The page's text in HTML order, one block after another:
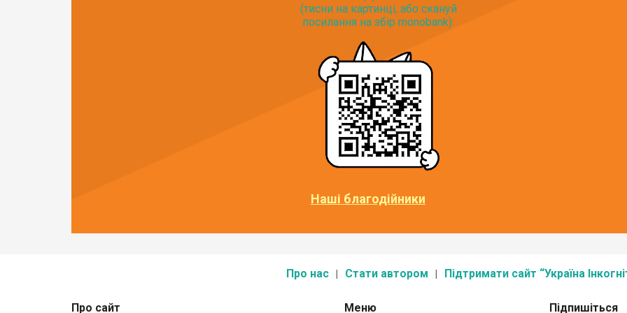
(тисни на картинці, або скануй
посилання на збір monobank):
Наші благодійники
Про нас Стати автором Підтримати сайт “Україна
Про сайт Меню Підпишіться